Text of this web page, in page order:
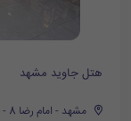
هتل جاوید مشهد
مشهد - امام رضا 8 - چهار راه دوم - سمت چپ